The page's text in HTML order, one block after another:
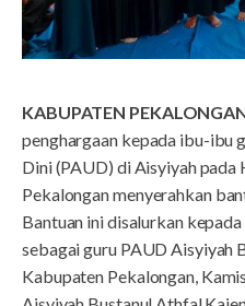
KABUPATEN
penghargaan kepada ibu-ibu
Dini (PAUD) di Aisyiyah pada
Pekalongan menyerahkan
Bantuan ini disalurkan
sebagai guru PAUD Aisyiyah
Kabupaten Pekalongan,